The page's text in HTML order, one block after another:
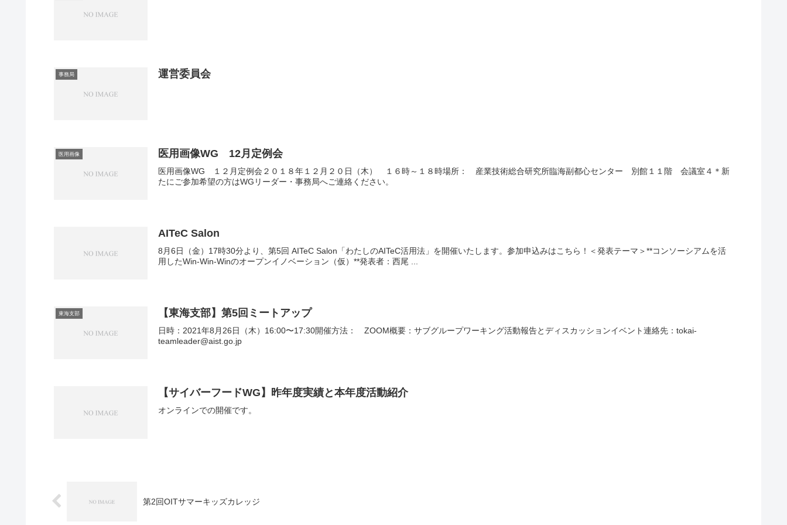
事務局 運営委員会
医用画像 医用画像WG 12月定例会
医用画像WG １２月定例会２０１８年１２月２０日（木） １６時～１８時場所： 産業技術総合研究所臨海副都心センター 別館１１階 会議室４＊新
たにご参加希望の方はWGリーダー・事務局へご連絡ください。
AITeC Salon
8月6日（金）17時30分より、第5回 AITeC Salon「わたしのAITeC活用法」を開催いたします。参加申込みはこちら！＜発表テーマ＞**コンソーシアムを活
用したWin-Win-Winのオープンイノベーション（仮）**発表者：西尾 ...
東海支部 【東海支部】第5回ミートアップ
日時：2021年8月26日（木）16:00〜17:30開催方法： ZOOM概要：サブグループワーキング活動報告とディスカッションイベント連絡先：tokai-
teamleader@aist.go.jp
【サイバーフードWG】昨年度実績と本年度活動紹介
オンラインでの開催です。
第2回OITサマーキッズカレッジ